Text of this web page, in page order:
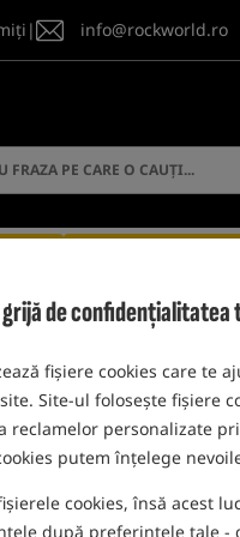
grijă de confidențialitatea
fișiere cookies care te
Site-ul folosește fișiere
reclamelor personalizate
putem înțelege
cookies, însă acest
după preferințele tale
| info@rockworld.ro
Năluci Artificiale Nash Zig Bugs